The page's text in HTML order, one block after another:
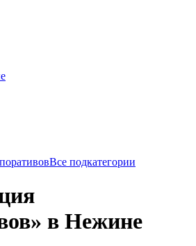
Все подкатегории
в Нежине